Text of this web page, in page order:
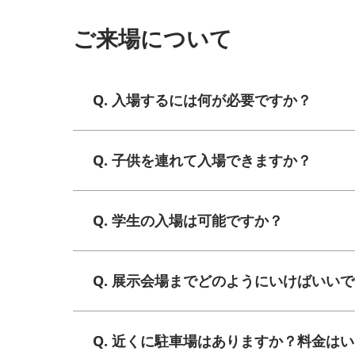
ご来場について
Q. 入場するには何が必要ですか？
Q. 子供を連れて入場できますか？
Q. 学生の入場は可能ですか？
Q. 展示会場までどのようにいけばいい
Q. 近くに駐車場はありますか？料金は